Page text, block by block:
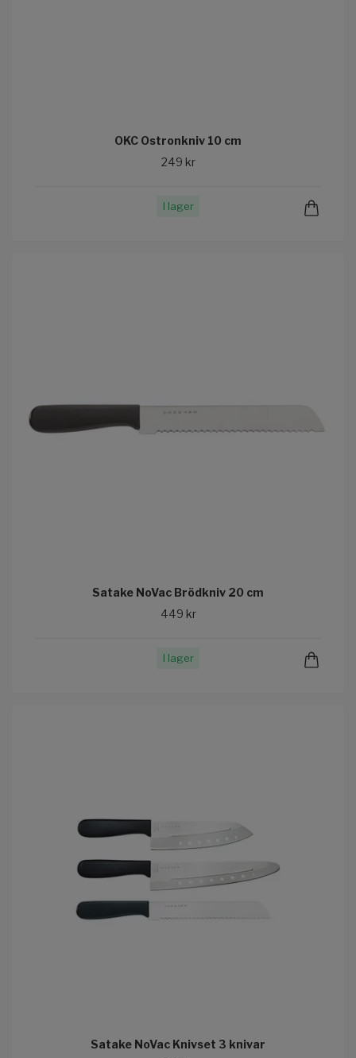
OKC Ostronkniv 10 cm
249 kr
I lager
Satake NoVac Brödkniv 20 cm
449 kr
I lager
Satake NoVac Knivset 3 knivar